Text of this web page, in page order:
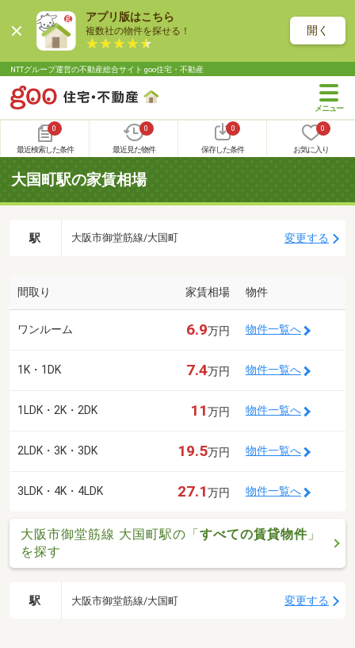
アプリ版はこちら
複数社の物件を探せる！ 開く
NTTグループ運営の不動産総合サイト goo住宅・不動産
0
最近検索した条件
0
最近見た物件
0
保存した条件
0
お気に入り
大国町駅の家賃相場
駅 大阪市御堂筋線/大国町 変更する
間取り 家賃相場 物件
ワンルーム 6.9万円 物件一覧へ
1K・1DK 7.4万円 物件一覧へ
1LDK・2K・2DK 11万円 物件一覧へ
2LDK・3K・3DK 19.5万円 物件一覧へ
3LDK・4K・4LDK 27.1万円 物件一覧へ
大阪市御堂筋線 大国町駅の「すべての賃貸物件 」
を探す
駅 大阪市御堂筋線/大国町 変更する